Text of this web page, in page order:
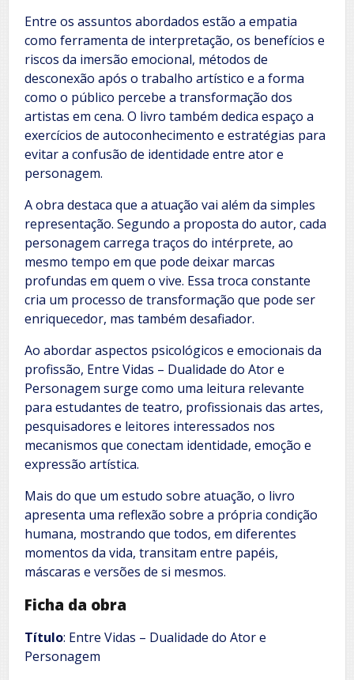
Entre os assuntos abordados estão a empatia
como ferramenta de interpretação, os benefícios e
riscos da imersão emocional, métodos de
desconexão após o trabalho artístico e a forma
como o público percebe a transformação dos
artistas em cena. O livro também dedica espaço a
exercícios de autoconhecimento e estratégias para
evitar a confusão de identidade entre ator e
personagem.
A obra destaca que a atuação vai além da simples
representação. Segundo a proposta do autor, cada
personagem carrega traços do intérprete, ao
mesmo tempo em que pode deixar marcas
profundas em quem o vive. Essa troca constante
cria um processo de transformação que pode ser
enriquecedor, mas também desafiador.
Ao abordar aspectos psicológicos e emocionais da
profissão, Entre Vidas – Dualidade do Ator e
Personagem surge como uma leitura relevante
para estudantes de teatro, profissionais das artes,
pesquisadores e leitores interessados nos
mecanismos que conectam identidade, emoção e
expressão artística.
Mais do que um estudo sobre atuação, o livro
apresenta uma reflexão sobre a própria condição
humana, mostrando que todos, em diferentes
momentos da vida, transitam entre papéis,
máscaras e versões de si mesmos.
Ficha da obra
Título: Entre Vidas – Dualidade do Ator e
Personagem